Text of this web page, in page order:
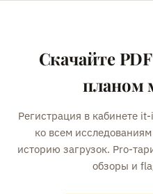
Скачайте
планом
Регистрация в кабинете
ко всем
историю загрузок. Pro-
обзоры и